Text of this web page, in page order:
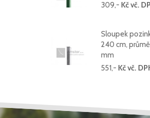
309,- Kč vč.
Sloupek
240 cm,
mm
551,- Kč vč.